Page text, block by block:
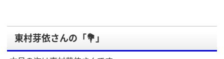
東村芽依さんの「💐」